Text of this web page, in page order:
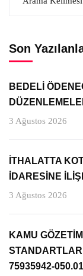
Son
BEDELİ
3 Ağustos 2026
İTHALATTA
İDARESİNE
3 Ağustos 2026
KAMU
75935942-